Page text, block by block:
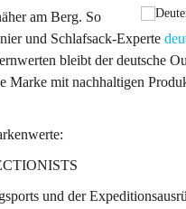
am Berg. So
und Schlafsack-Experte
bleibt der deutsche
Marke mit nachhaltigen
und der